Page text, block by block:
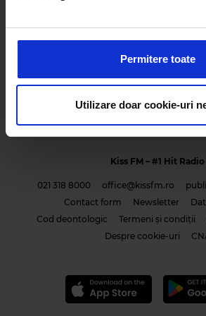
a analiza traficul. De asemenea, le
privire la modul în care folosiți site-ul
pot combina cu alte informații oferite
în urma folosirii serviciilor lor.
Permitere toate
Utilizare doar cookie-uri
www.ancom.org.ro
Kiss FM – #1 Hit Radio
021 318 8000 office@kissfm.ro
Contact form
Newsletter
Cod deontologic
Termeni și condiții
Despre cookie-uri